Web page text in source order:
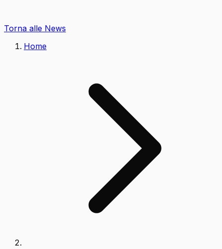
Torna alle News
Home